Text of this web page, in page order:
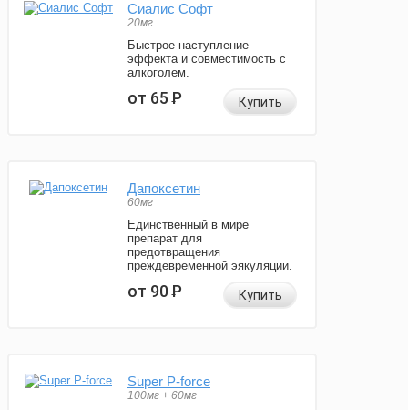
Сиалис Софт
20мг
Быстрое наступление
эффекта и совместимость с
алкоголем.
от 65Р Купить
Дапоксетин
60мг
Единственный в мире
препарат для
предотвращения
преждевременной эякуляции.
от 90Р Купить
Super P-force
100мг + 60мг